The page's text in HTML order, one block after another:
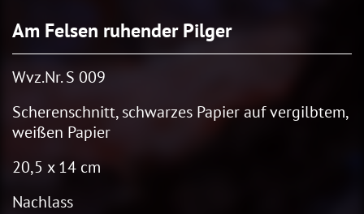
Am Felsen ruhender Pilger
Wvz.Nr. S 009
Scherenschnitt, schwarzes Papier auf vergilbtem,
weißen Papier
20,5 x 14 cm
Nachlass